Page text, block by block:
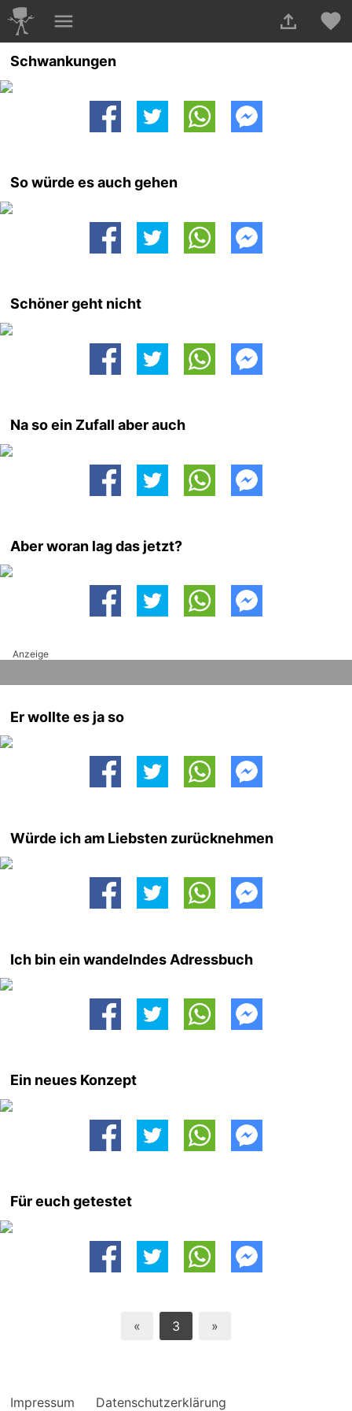
Schwankungen
So würde es auch gehen
Schöner geht nicht
Na so ein Zufall aber auch
Aber woran lag das jetzt?
Anzeige
Er wollte es ja so
Würde ich am Liebsten zurücknehmen
Ich bin ein wandelndes Adressbuch
Ein neues Konzept
Für euch getestet
« 3 »
Impressum Datenschutzerklärung